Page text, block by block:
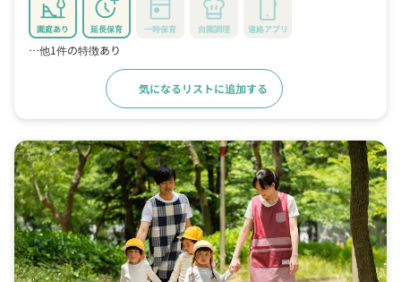
園庭あり 延長保育 一時保育 自園調理 連絡アプリ
…他1件の特徴あり
気になるリストに追加する